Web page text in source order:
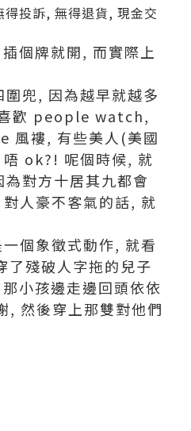
投訴, 無得退貨, 現金交
個牌就開, 而實際上
兜, 因為越早就越多
喜歡 people watch,
風褸, 有些美人(美國
唔 ok?! 呢個時候, 就
對方十居其九都會
人豪不客氣的話, 就
個象徵式動作, 就看
了殘破人字拖的兒子
小孩邊走邊回頭依依
, 然後穿上那雙對他們